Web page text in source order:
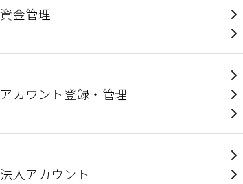
資金管理
アカウント登録・管理
法人アカウント